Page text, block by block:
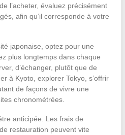
l’acheter, évaluez précisément
afin qu’il corresponde à votre
japonaise, optez pour une
plus longtemps dans chaque
d’échanger, plutôt que de
à Kyoto, explorer Tokyo, s’offrir
de façons de vivre une
chronométrées.
anticipée. Les frais de
restauration peuvent vite